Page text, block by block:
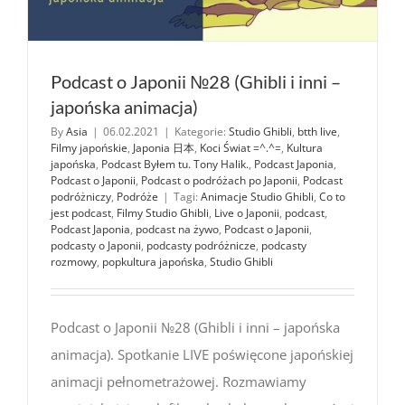
Podcast o Japonii №28 (Ghibli i inni –
japońska animacja)
ByAsia | 06.02.2021 | Kategorie: Studio Ghibli, btth live,
Filmy japońskie, Japonia 日本, Koci Świat =^.^=, Kultura
japońska, Podcast Byłem tu. Tony Halik., Podcast Japonia,
Podcast o Japonii, Podcast o podróżach po Japonii, Podcast
podróżniczy, Podróże | Tagi: Animacje Studio Ghibli, Co to
jest podcast, Filmy Studio Ghibli, Live o Japonii, podcast,
Podcast Japonia, podcast na żywo, Podcast o Japonii,
podcasty o Japonii, podcasty podróżnicze, podcasty
rozmowy, popkultura japońska, Studio Ghibli
Podcast o Japonii №28 (Ghibli i inni – japońska
animacja). Spotkanie LIVE poświęcone japońskiej
animacji pełnometrażowej. Rozmawiamy